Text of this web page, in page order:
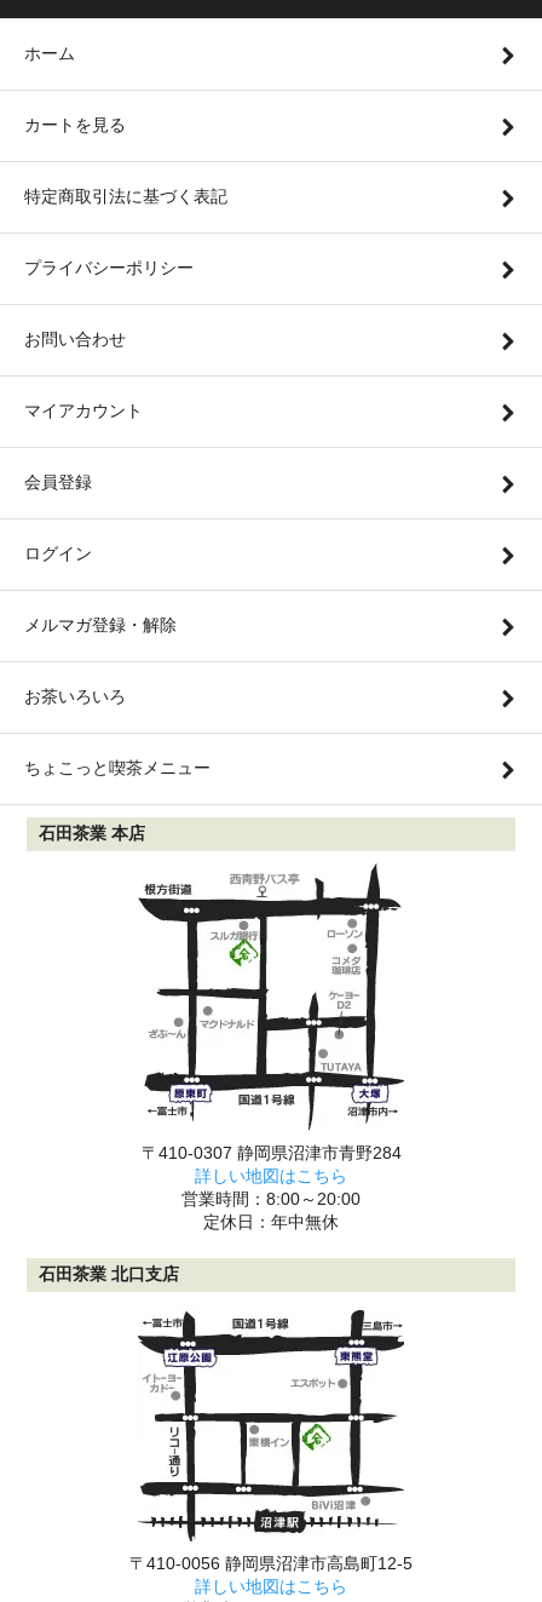
ホーム
カートを見る
特定商取引法に基づく表記
プライバシーポリシー
お問い合わせ
マイアカウント
会員登録
ログイン
メルマガ登録・解除
お茶いろいろ
ちょこっと喫茶メニュー
石田茶業 本店
〒410-0307 静岡県沼津市青野284
詳しい地図はこちら
営業時間：8:00～20:00
定休日：年中無休
石田茶業 北口支店
〒410-0056 静岡県沼津市高島町12-5
詳しい地図はこちら